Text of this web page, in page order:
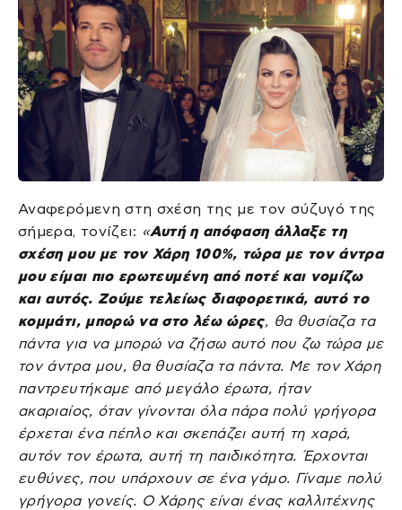
Αναφερόμενη στη σχέση της με τον σύζυγό της
σήμερα, τονίζει: «Αυτή η απόφαση άλλαξε τη
σχέση μου με τον Χάρη 100%, τώρα με τον άντρα
μου είμαι πιο ερωτευμένη από ποτέ και νομίζω
και αυτός. Ζούμε τελείως διαφορετικά, αυτό το
κομμάτι, μπορώ να στο λέω ώρες, θα θυσίαζα τα
πάντα για να μπορώ να ζήσω αυτό που ζω τώρα με
τον άντρα μου, θα θυσίαζα τα πάντα. Με τον Χάρη
παντρευτήκαμε από μεγάλο έρωτα, ήταν
ακαριαίος, όταν γίνονται όλα πάρα πολύ γρήγορα
έρχεται ένα πέπλο και σκεπάζει αυτή τη χαρά,
αυτόν τον έρωτα, αυτή τη παιδικότητα. Έρχονται
ευθύνες, που υπάρχουν σε ένα γάμο. Γίναμε πολύ
γρήγορα γονείς. Ο Χάρης είναι ένας καλλιτέχνης